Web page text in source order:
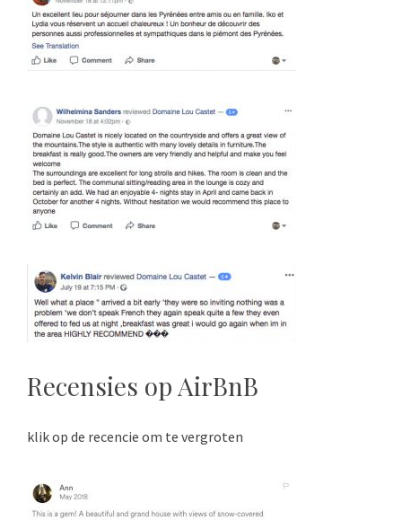
Recensies op AirBnB
klik op de recencie om te vergroten